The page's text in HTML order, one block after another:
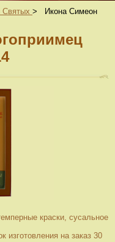
Святых >
Икона Симеон
краски, сусальное
изготовления на заказ 30